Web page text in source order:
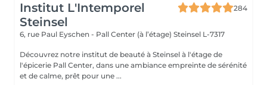
Institut L'Intemporel
Steinsel
284
6, rue Paul Eyschen - Pall Center (à l’étage) Steinsel L-7317
Découvrez notre institut de beauté à Steinsel à l'étage de
l'épicerie Pall Center, dans une ambiance empreinte de sérénité
et de calme, prêt pour une ...